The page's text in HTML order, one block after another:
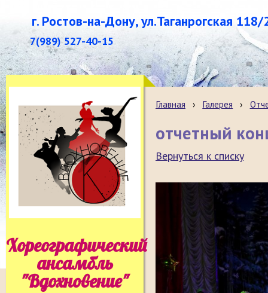
г. Ростов-на-Дону, ул.Таганрогская 118/
7(989) 527-40-15
Хореографический
ансамбль
"Вдохновение"
Главная › Галерея ›
отчетный
Вернуться к списку